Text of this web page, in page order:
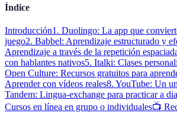
Índice
Introducción1. Duolingo: La app que
juego2. Babbel: Aprendizaje estructurado y
Aprendizaje a través de la repetición
con hablantes nativos5. Italki: Clases
Open Culture: Recursos gratuitos para
Aprender con vídeos reales8. YouTube: Un
Tandem: Lingua-exchange para practicar a
Cursos en línea en grupo o individuales📺